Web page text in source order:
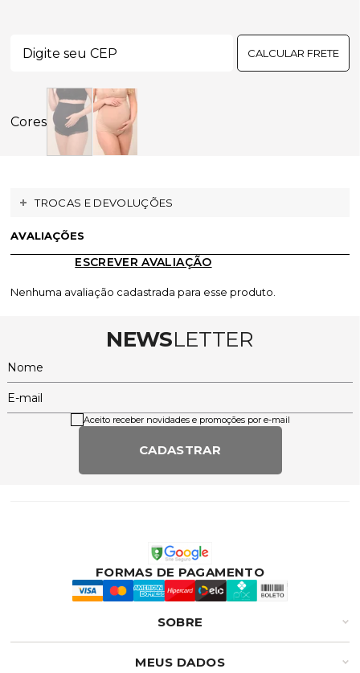
CALCULAR FRETE
TROCAS E DEVOLUÇÕES
AVALIAÇÕES
ESCREVER AVALIAÇÃO
Nenhuma avaliação cadastrada para esse produto.
NEWSLETTER
Nome
E-mail
CADASTRAR
Aceito receber novidades e promoções por e-mail
FORMAS DE PAGAMENTO
SOBRE
MEUS DADOS